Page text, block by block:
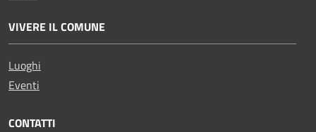
VIVERE IL COMUNE
Luoghi
Eventi
CONTATTI